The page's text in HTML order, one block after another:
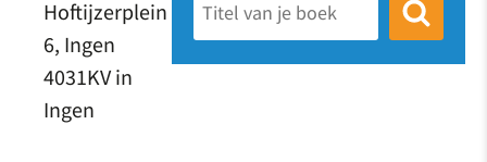
Hoftijzerplein
6, Ingen
4031KV in
Ingen